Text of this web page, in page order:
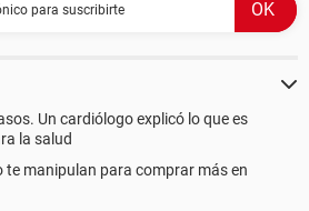
Un cardiólogo explicó lo que es
la salud
te manipulan para comprar más en